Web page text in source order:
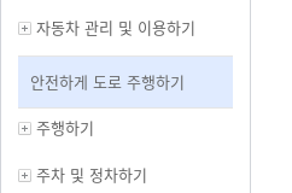
자동차 관리 및 이용하기
안전하게 도로 주행하기
주행하기
주차 및 정차하기